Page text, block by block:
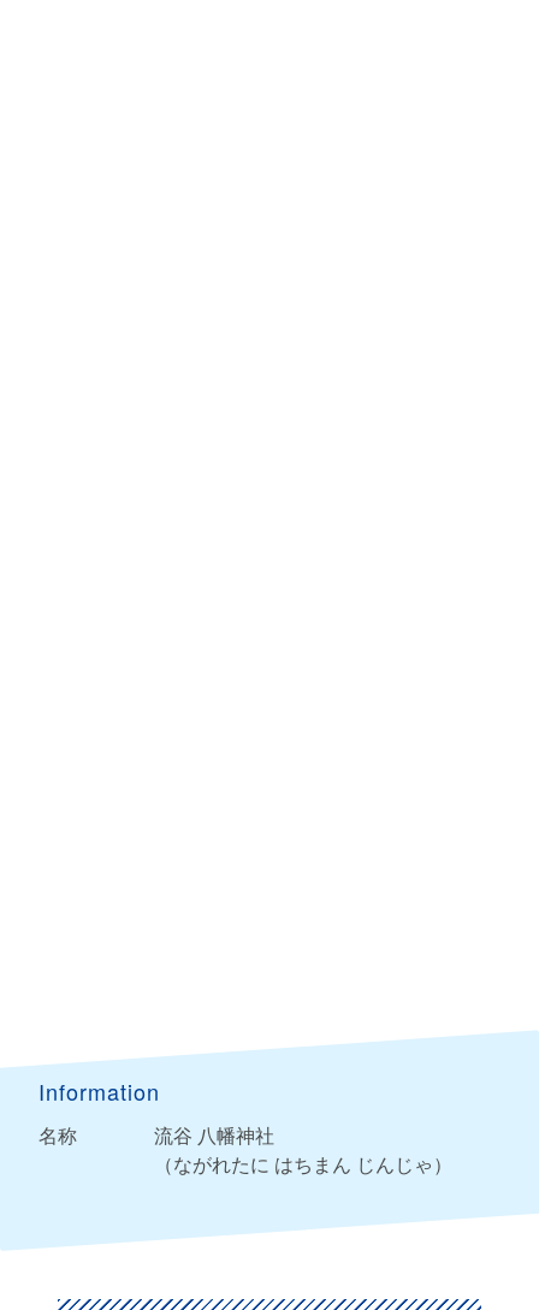
Information
名称
流谷 八幡神社
（ながれたに はちまん じんじゃ）